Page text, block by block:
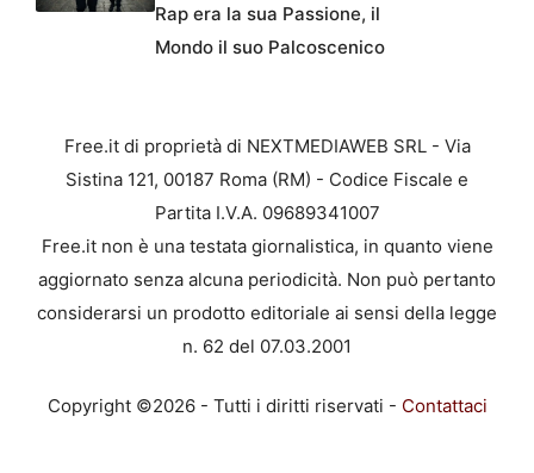
Rap era la sua Passione, il
Mondo il suo Palcoscenico
Free.it di proprietà di NEXTMEDIAWEB SRL - Via
Sistina 121, 00187 Roma (RM) - Codice Fiscale e
Partita I.V.A. 09689341007
Free.it non è una testata giornalistica, in quanto viene
aggiornato senza alcuna periodicità. Non può pertanto
considerarsi un prodotto editoriale ai sensi della legge
n. 62 del 07.03.2001
Copyright ©2026 - Tutti i diritti riservati - Contattaci